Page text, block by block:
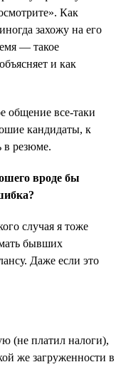
Как
захожу на его
— такое
и как
общение все-таки
кандидаты, к
в резюме.
вроде бы
случая я тоже
бывших
Даже если это
(не платил налоги),
же загруженности в